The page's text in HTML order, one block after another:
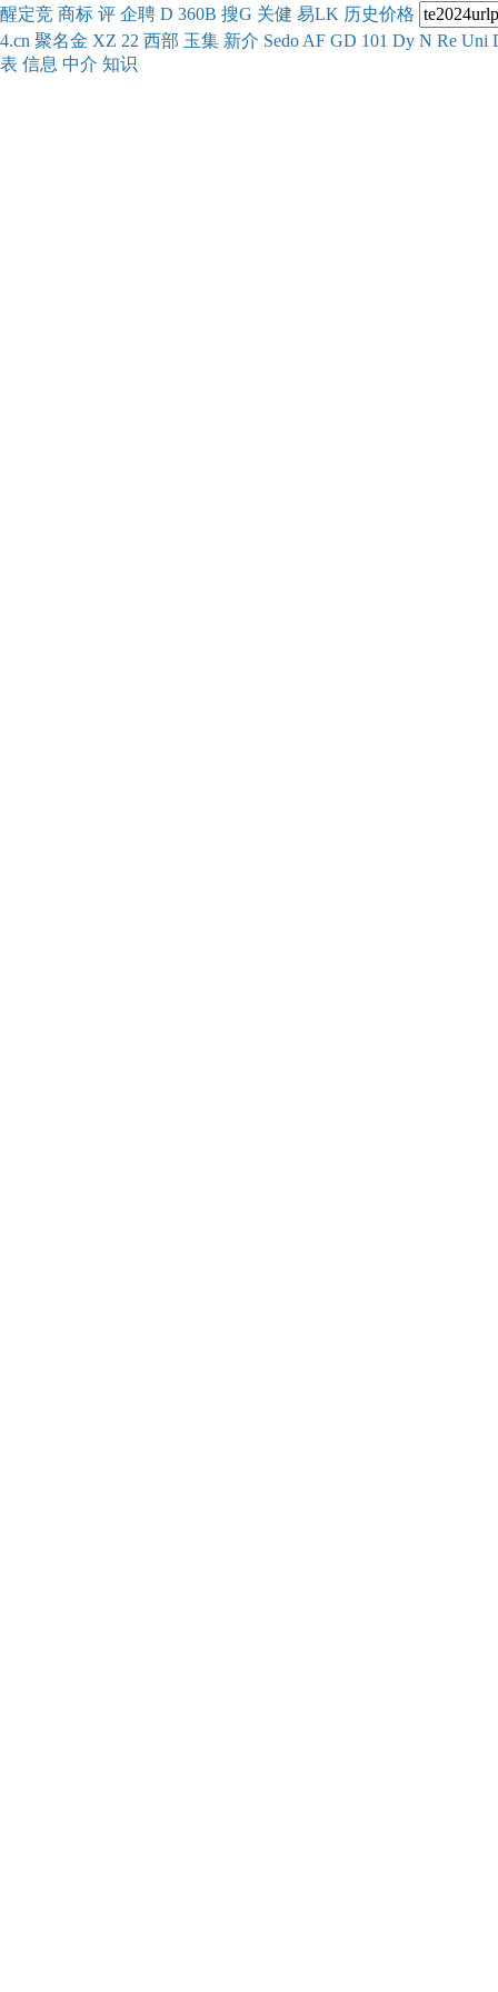
醒定竞 商标 评 企聘 D 360B 搜G 关健 易LK 历史价格
4.cn 聚名金 XZ 22 西部 玉集 新介 Sedo AF GD 101 Dy N Re Uni
表 信息 中介 知识